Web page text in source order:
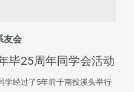
友会
毕25周年同学会活动
过了5年前于南投溪头举行